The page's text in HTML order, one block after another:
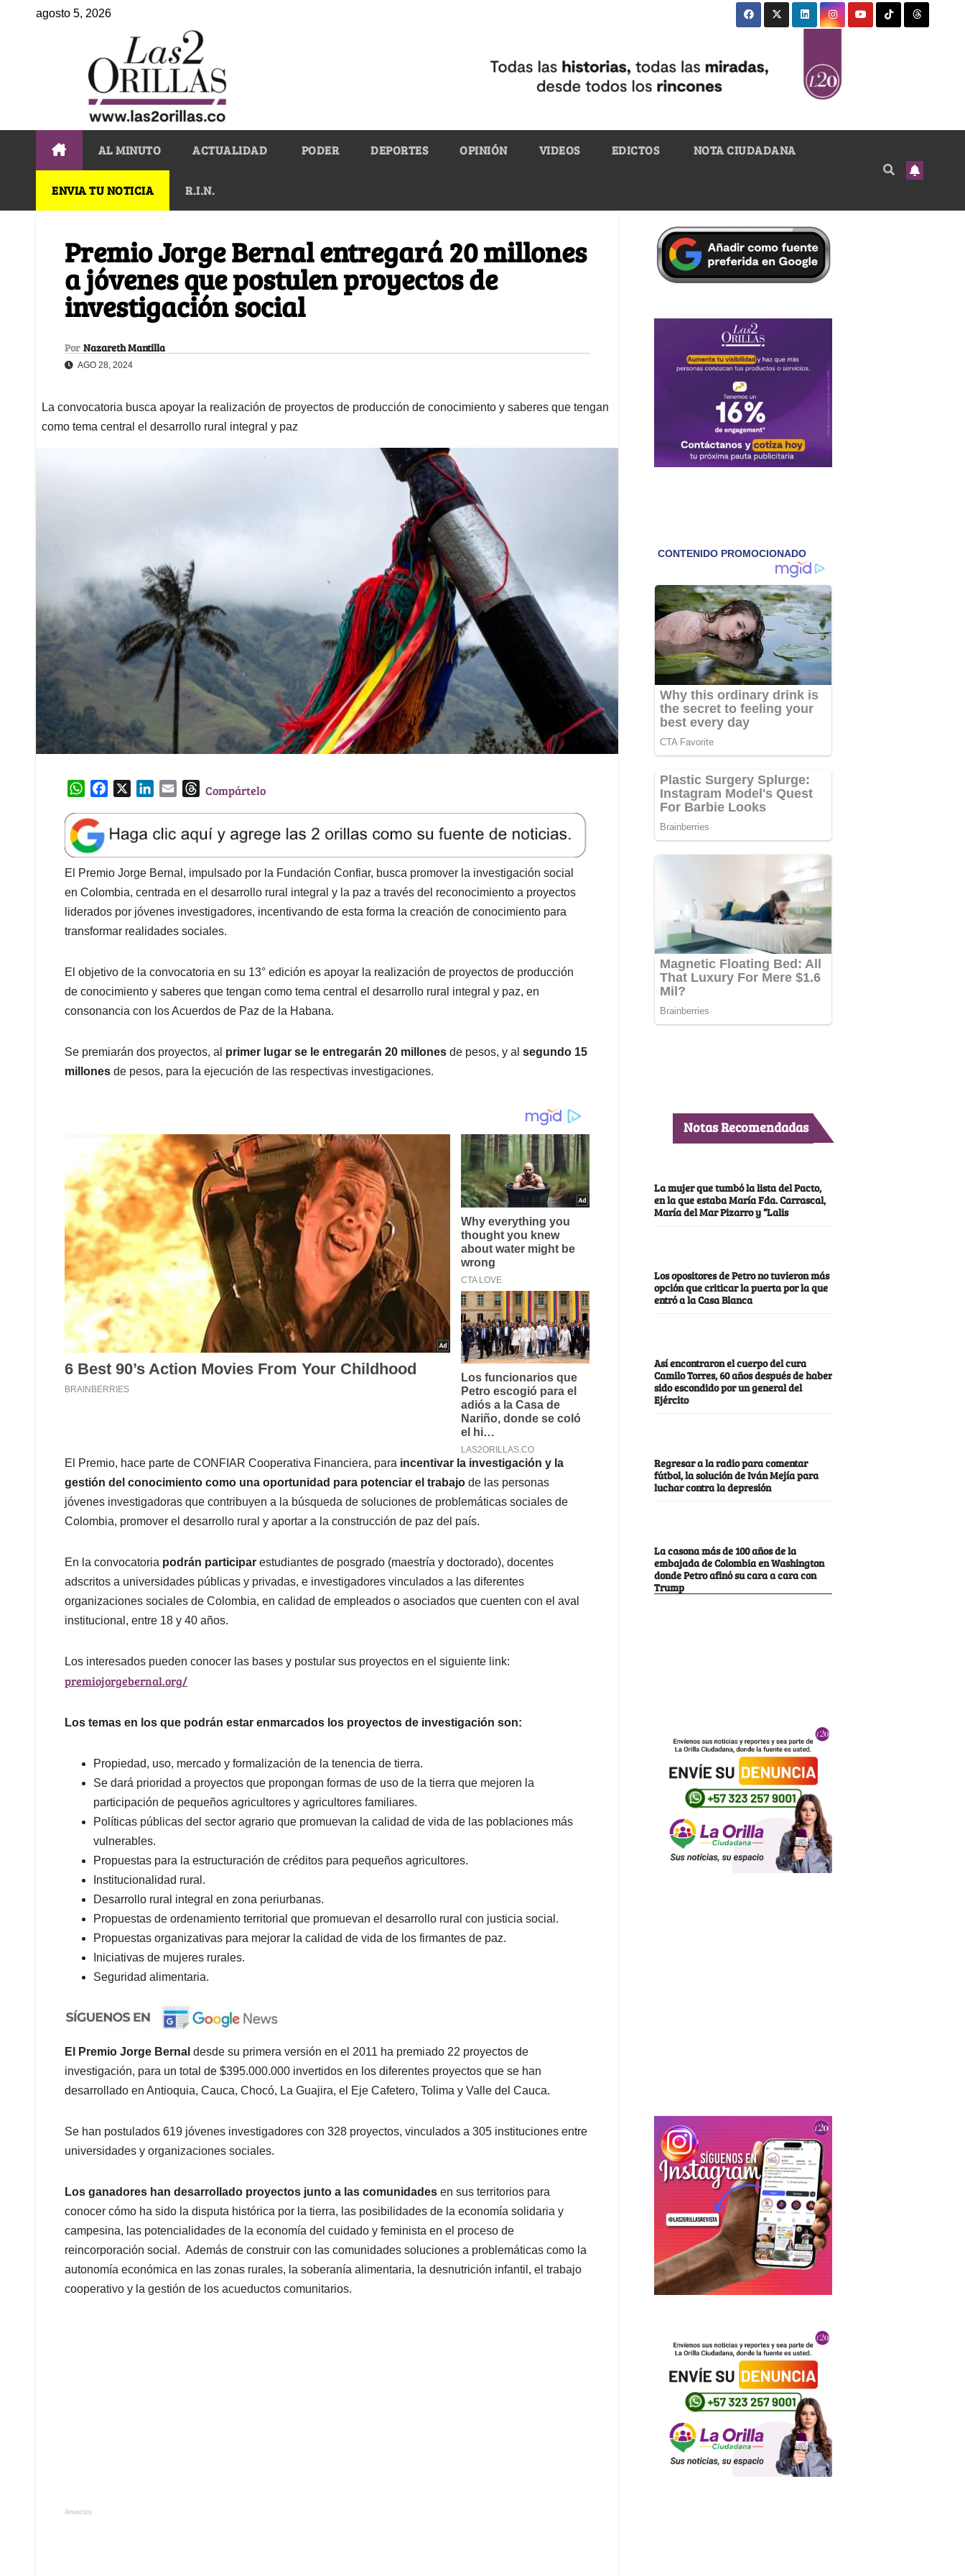
agosto 5, 2026
AL MINUTO ACTUALIDAD PODER DEPORTES OPINIÓN VIDEOS EDICTOS NOTA CIUDADANA
ENVIA TU NOTICIA R.I.N.
Premio Jorge Bernal entregará 20 millones
a jóvenes que postulen proyectos de
investigación social
Por Nazareth Mantilla
AGO 28, 2024
La convocatoria busca apoyar la realización de proyectos de producción de conocimiento y saberes que tengan
como tema central el desarrollo rural integral y paz
W
a
t
s
A
p
p
e
b
o
o
k
k
e
d
I
n
l
T
e
a
d
s
Compártelo
El Premio Jorge Bernal, impulsado por la Fundación Confiar, busca promover la investigación social
en Colombia, centrada en el desarrollo rural integral y la paz a través del reconocimiento a proyectos
liderados por jóvenes investigadores, incentivando de esta forma la creación de conocimiento para
transformar realidades sociales.
El objetivo de la convocatoria en su 13° edición es apoyar la realización de proyectos de producción
de conocimiento y saberes que tengan como tema central el desarrollo rural integral y paz, en
consonancia con los Acuerdos de Paz de la Habana.
Se premiarán dos proyectos, al primer lugar se le entregarán 20 millones de pesos, y al segundo 15
millones de pesos, para la ejecución de las respectivas investigaciones.
El Premio, hace parte de CONFIAR Cooperativa Financiera, para incentivar la investigación y la
gestión del conocimiento como una oportunidad para potenciar el trabajo de las personas
jóvenes investigadoras que contribuyen a la búsqueda de soluciones de problemáticas sociales de
Colombia, promover el desarrollo rural y aportar a la construcción de paz del país.
En la convocatoria podrán participar estudiantes de posgrado (maestría y doctorado), docentes
adscritos a universidades públicas y privadas, e investigadores vinculados a las diferentes
organizaciones sociales de Colombia, en calidad de empleados o asociados que cuenten con el aval
institucional, entre 18 y 40 años.
Los interesados pueden conocer las bases y postular sus proyectos en el siguiente link:
premiojorgebernal.org/
Los temas en los que podrán estar enmarcados los proyectos de investigación son:
Propiedad, uso, mercado y formalización de la tenencia de tierra.
Se dará prioridad a proyectos que propongan formas de uso de la tierra que mejoren la
participación de pequeños agricultores y agricultores familiares.
Políticas públicas del sector agrario que promuevan la calidad de vida de las poblaciones más
vulnerables.
Propuestas para la estructuración de créditos para pequeños agricultores.
Institucionalidad rural.
Desarrollo rural integral en zona periurbanas.
Propuestas de ordenamiento territorial que promuevan el desarrollo rural con justicia social.
Propuestas organizativas para mejorar la calidad de vida de los firmantes de paz.
Iniciativas de mujeres rurales.
Seguridad alimentaria.
El Premio Jorge Bernal desde su primera versión en el 2011 ha premiado 22 proyectos de
investigación, para un total de $395.000.000 invertidos en los diferentes proyectos que se han
desarrollado en Antioquia, Cauca, Chocó, La Guajira, el Eje Cafetero, Tolima y Valle del Cauca.
Se han postulados 619 jóvenes investigadores con 328 proyectos, vinculados a 305 instituciones entre
universidades y organizaciones sociales.
Los ganadores han desarrollado proyectos junto a las comunidades en sus territorios para
conocer cómo ha sido la disputa histórica por la tierra, las posibilidades de la economía solidaria y
campesina, las potencialidades de la economía del cuidado y feminista en el proceso de
reincorporación social. Además de construir con las comunidades soluciones a problemáticas como la
autonomía económica en las zonas rurales, la soberanía alimentaria, la desnutrición infantil, el trabajo
cooperativo y la gestión de los acueductos comunitarios.
Anuncios.
Notas Recomendadas
La mujer que tumbó la lista del Pacto,
en la que estaba María Fda. Carrascal,
María del Mar Pizarro y “Lalis
Los opositores de Petro no tuvieron más
opción que criticar la puerta por la que
entró a la Casa Blanca
Así encontraron el cuerpo del cura
Camilo Torres, 60 años después de haber
sido escondido por un general del
Ejército
Regresar a la radio para comentar
fútbol, la solución de Iván Mejía para
luchar contra la depresión
La casona más de 100 años de la
embajada de Colombia en Washington
donde Petro afinó su cara a cara con
Trump